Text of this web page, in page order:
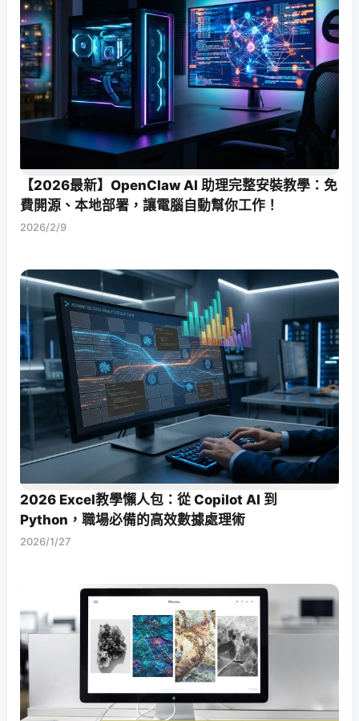
【2026最新】OpenClaw AI 助理完整安裝教學：免
費開源、本地部署，讓電腦自動幫你工作！
2026/2/9
2026 Excel教學懶人包：從 Copilot AI 到
Python，職場必備的高效數據處理術
2026/1/27